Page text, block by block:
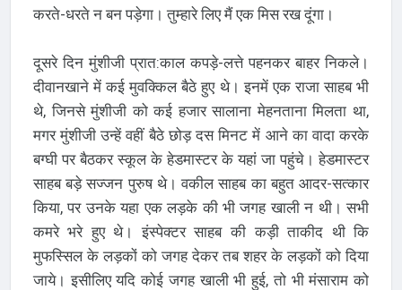
करते-धरते न बन पड़ेगा। तुम्हारे लिए मैं एक मिस रख दूंगा।
दूसरे दिन मुंशीजी प्रात:काल कपड़े-लत्ते पहनकर बाहर निकले।
दीवानखाने में कई मुवक्किल बैठे हुए थे। इनमें एक राजा साहब भी
थे, जिनसे मुंशीजी को कई हजार सालाना मेहनताना मिलता था,
मगर मुंशीजी उन्हें वहीं बैठे छोड़ दस मिनट में आने का वादा करके
बग्घी पर बैठकर स्कूल के हेडमास्टर के यहां जा पहुंचे। हेडमास्टर
साहब बड़े सज्जन पुरुष थे। वकील साहब का बहुत आदर-सत्कार
किया, पर उनके यहा एक लड़के की भी जगह खाली न थी। सभी
कमरे भरे हुए थे। इंस्पेक्टर साहब की कड़ी ताकीद थी कि
मुफस्सिल के लड़कों को जगह देकर तब शहर के लड़कों को दिया
जाये। इसीलिए यदि कोई जगह खाली भी हुई, तो भी मंसाराम को